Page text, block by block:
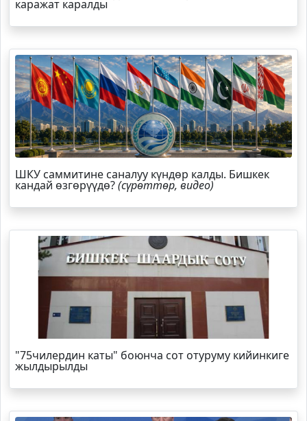
каражат каралды
ШКУ саммитине саналуу күндөр калды. Бишкек
кандай өзгөрүүдө?(сүрөттөр, видео)
"75чилердин каты" боюнча сот отуруму кийинкиге
жылдырылды